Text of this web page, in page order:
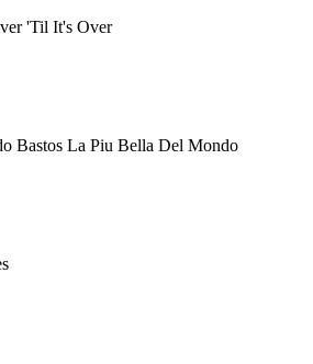
'Til It's Over
Bastos La Piu Bella Del Mondo